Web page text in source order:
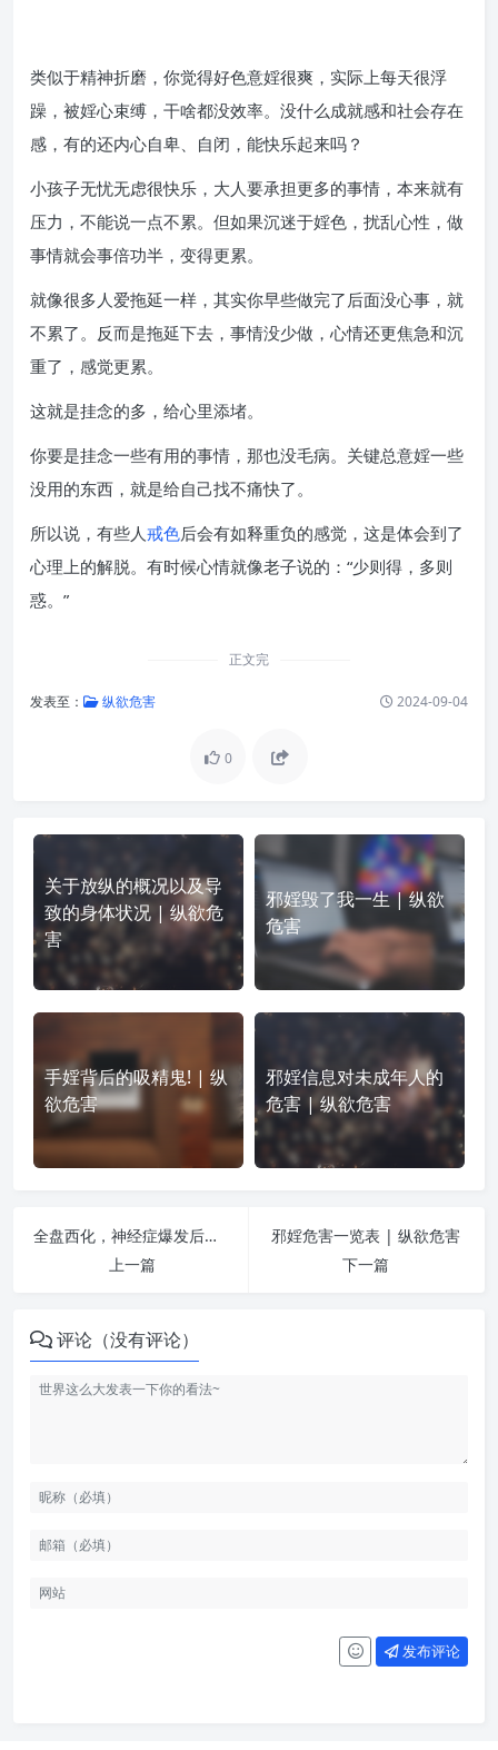
类似于精神折磨，你觉得好色意婬很爽，实际上每天很浮
躁，被婬心束缚，干啥都没效率。没什么成就感和社会存在
感，有的还内心自卑、自闭，能快乐起来吗？
小孩子无忧无虑很快乐，大人要承担更多的事情，本来就有
压力，不能说一点不累。但如果沉迷于婬色，扰乱心性，做
事情就会事倍功半，变得更累。
就像很多人爱拖延一样，其实你早些做完了后面没心事，就
不累了。反而是拖延下去，事情没少做，心情还更焦急和沉
重了，感觉更累。
这就是挂念的多，给心里添堵。
你要是挂念一些有用的事情，那也没毛病。关键总意婬一些
没用的东西，就是给自己找不痛快了。
所以说，有些人戒色后会有如释重负的感觉，这是体会到了
心理上的解脱。有时候心情就像老子说的：“少则得，多则
惑。”
正文完
发表至： 纵欲危害 2024-09-04
0
关于放纵的概况以及导
致的身体状况 | 纵欲危
害
邪婬毁了我一生 | 纵欲
危害
手婬背后的吸精鬼! | 纵
欲危害
邪婬信息对未成年人的
危害 | 纵欲危害
全盘西化，神经症爆发后才知错了 | 纵欲危害
上一篇
邪婬危害一览表 | 纵欲危害
下一篇
评论（没有评论）
发布评论